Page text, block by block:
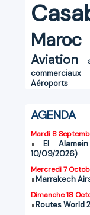
Maroc
Aviation
commerciaux
Aéroports
AGENDA
Mardi 8
El
10/09/2026)
Mercredi 7
Marrakech
Dimanche 18
Routes World